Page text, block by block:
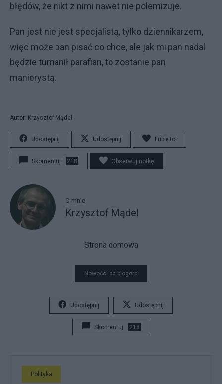
błędów, że nikt z nimi nawet nie polemizuje.
Pan jest nie jest specjalistą, tylko dziennikarzem,
więc może pan pisać co chce, ale jak mi pan nadal
będzie tumanił parafian, to zostanie pan
manierystą.
Autor: Krzysztof Mądel
Udostępnij Udostępnij Lubię to!
Skomentuj 218 Obserwuj notkę
O mnie
Krzysztof Mądel
Strona domowa
Nowości od blogera
Udostępnij Udostępnij
Skomentuj 218
Polityka